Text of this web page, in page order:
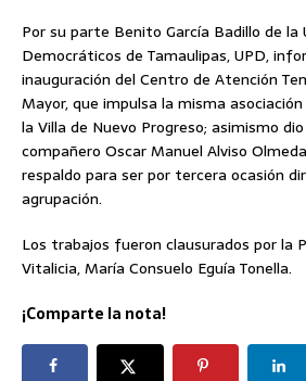
Por su parte Benito García Badillo de la
Democráticos de Tamaulipas, UPD,
inauguración del Centro de Atención
Mayor, que impulsa la misma
la Villa de Nuevo Progreso; asimismo
compañero Oscar Manuel Alviso
respaldo para ser por tercera ocasión
agrupación.
Los trabajos fueron clausurados por la
Vitalicia, María Consuelo Eguía Tonella.
¡Comparte la nota!